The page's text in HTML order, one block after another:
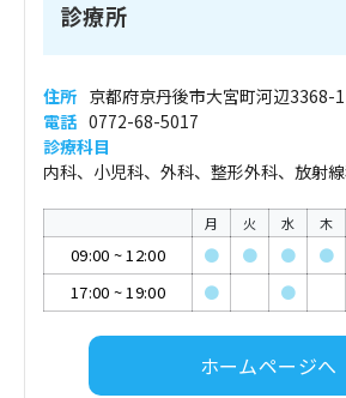
診療所
住所 京都府京丹後市大宮町河辺3368-1
電話 0772-68-5017
診療科目
内科、小児科、外科、整形外科、放射
月 火 水 木
09:00 ~12:00 ● ● ● ●
17:00 ~19:00 ● ●
ホームページへ